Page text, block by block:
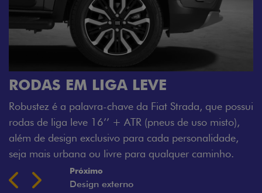
RODAS EM LIGA LEVE
Robustez é a palavra-chave da Fiat Strada, que possui
rodas de liga leve 16’’ + ATR (pneus de uso misto),
além de design exclusivo para cada personalidade,
seja mais urbana ou livre para qualquer caminho.
Previous
Next
Próximo
Design externo